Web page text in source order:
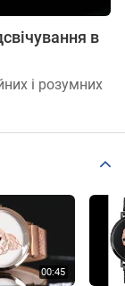
в
і розумних